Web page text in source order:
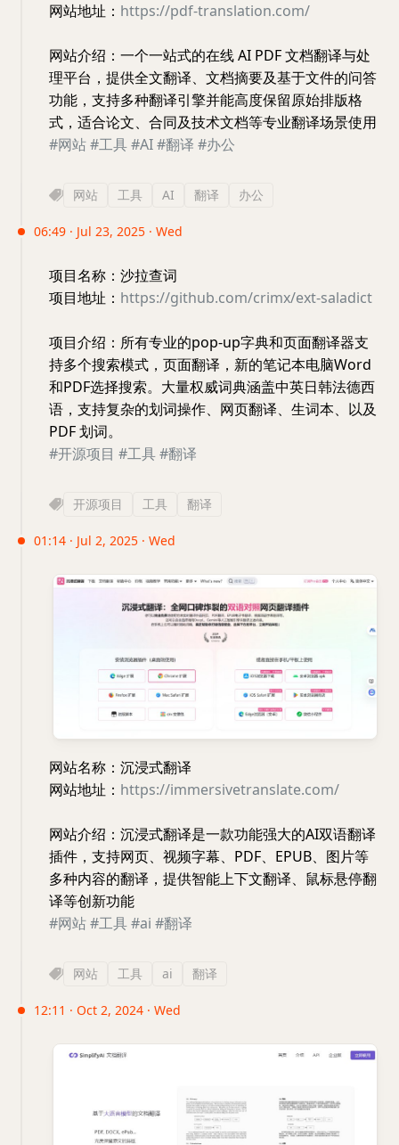
网站地址： https://pdf-translation.com/
网站介绍：一个一站式的在线 AI PDF 文档翻译与处
理平台，提供全文翻译、文档摘要及基于文件的问答
功能，支持多种翻译引擎并能高度保留原始排版格
式，适合论文、合同及技术文档等专业翻译场景使用
#网站#工具#AI#翻译 #办公
网站 工具 AI 翻译 办公
06:49 · Jul 23, 2025 · Wed
项目名称：沙拉查词
项目地址： https://github.com/crimx/ext-saladict
项目介绍：所有专业的pop-up字典和页面翻译器支
持多个搜索模式，页面翻译，新的笔记本电脑Word
和PDF选择搜索。大量权威词典涵盖中英日韩法德西
语，支持复杂的划词操作、网页翻译、生词本、以及
PDF 划词。
#开源项目 #工具#翻译
开源项目 工具 翻译
01:14 · Jul 2, 2025 · Wed
网站名称：沉浸式翻译
网站地址： https://immersivetranslate.com/
网站介绍：沉浸式翻译是一款功能强大的AI双语翻译
插件，支持网页、视频字幕、PDF、EPUB、图片等
多种内容的翻译，提供智能上下文翻译、鼠标悬停翻
译等创新功能
#网站#工具#ai #翻译
网站 工具 ai 翻译
12:11 · Oct 2, 2024 · Wed